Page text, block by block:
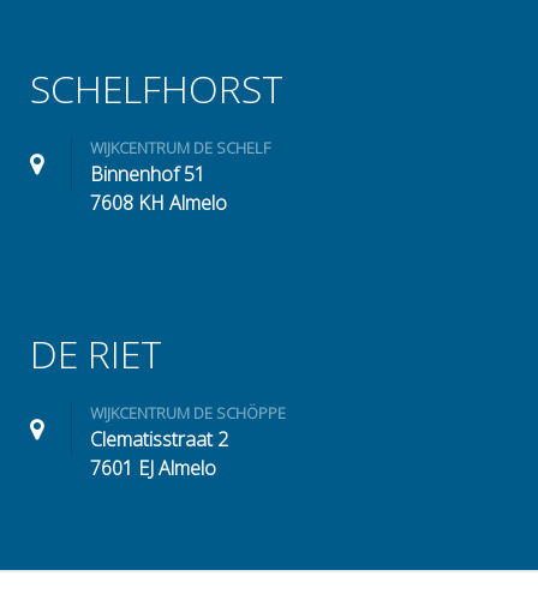
SCHELFHORST
WIJKCENTRUM DE SCHELF
Binnenhof 51
7608 KH Almelo
DE RIET
WIJKCENTRUM DE SCHÖPPE
Clematisstraat 2
7601 EJ Almelo